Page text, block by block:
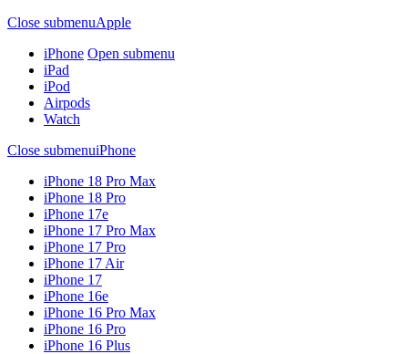
Close submenuApple
iPhone Open submenu
iPad
iPod
Airpods
Watch
Close submenuiPhone
iPhone 18 Pro Max
iPhone 18 Pro
iPhone 17e
iPhone 17 Pro Max
iPhone 17 Pro
iPhone 17 Air
iPhone 17
iPhone 16e
iPhone 16 Pro Max
iPhone 16 Pro
iPhone 16 Plus